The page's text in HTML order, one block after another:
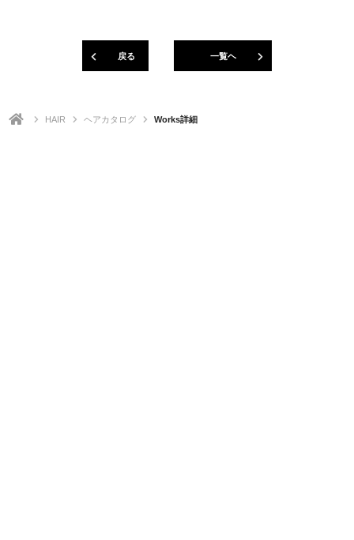
戻る 一覧ヘ
HAIR ヘアカタログ Works詳細